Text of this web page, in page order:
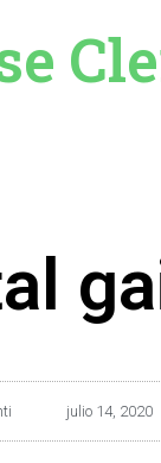
julio 14, 2020